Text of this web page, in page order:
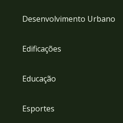
Desenvolvimento Urbano
Edificações
Educação
Esportes